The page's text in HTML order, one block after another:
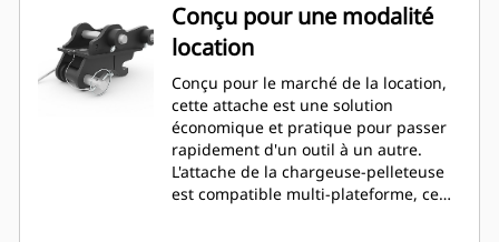
Conçu pour une modalité
location
Conçu pour le marché de la location,
cette attache est une solution
économique et pratique pour passer
rapidement d'un outil à un autre.
L'attache de la chargeuse-pelleteuse
est compatible multi-plateforme, ce